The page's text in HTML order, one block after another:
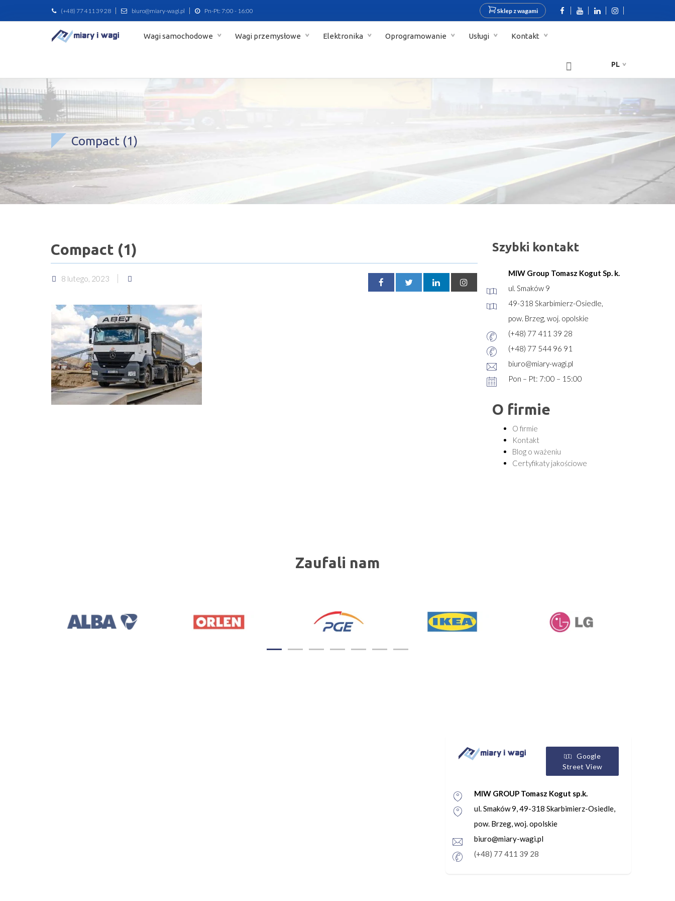
(+48) 77 411 39 28 biuro@miary-wagi.pl Pn-Pt: 7:00 - 16:00 Sklep z wagami
Wagi samochodowe Wagi przemysłowe Elektronika Oprogramowanie Usługi Kontakt
PL
Compact (1)
Compact (1)
8 lutego, 2023
Szybki kontakt
MIW Group Tomasz Kogut Sp. k.
ul. Smaków 9
49-318 Skarbimierz-Osiedle,
pow. Brzeg, woj. opolskie
(+48) 77 411 39 28
(+48) 77 544 96 91
biuro@miary-wagi.pl
Pon – Pt: 7:00 – 15:00
O firmie
O firmie
Kontakt
Blog o ważeniu
Certyfikaty jakościowe
Zaufali nam
Google
Street View
MIW GROUP Tomasz Kogut sp.k.
ul. Smaków 9, 49-318 Skarbimierz-Osiedle,
pow. Brzeg, woj. opolskie
biuro@miary-wagi.pl
(+48) 77 411 39 28